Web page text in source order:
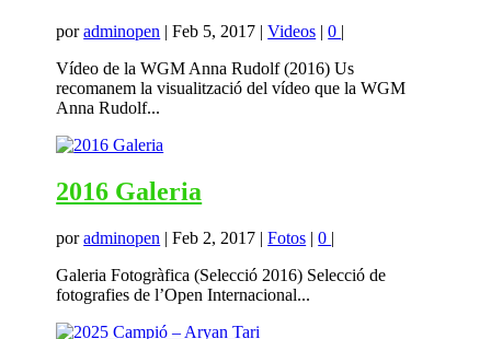
poradminopen |Feb 5, 2017 |Videos |0 |
Vídeo de la WGM Anna Rudolf (2016) Us
recomanem la visualització del vídeo que la WGM
Anna Rudolf...
2016 Galeria
poradminopen |Feb 2, 2017 |Fotos |0 |
Galeria Fotogràfica (Selecció 2016) Selecció de
fotografies de l’Open Internacional...